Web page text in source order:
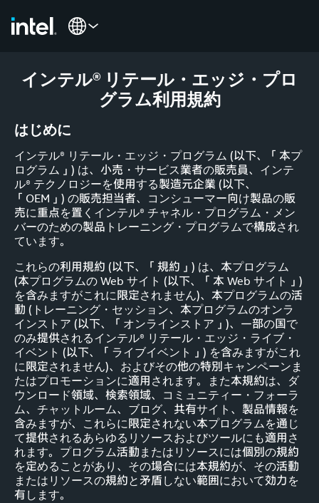
インテル® リテール・エッジ・プロ
グラム利用規約
はじめに
インテル® リテール・エッジ・プログラム (以下、「本プ
ログラム」) は、小売・サービス業者の販売員、インテ
ル® テクノロジーを使用する製造元企業 (以下、
「OEM」) の販売担当者、コンシューマー向け製品の販
売に重点を置くインテル® チャネル・プログラム・メン
バーのための製品トレーニング・プログラムで構成され
ています。
これらの利用規約 (以下、「規約」) は、本プログラム
(本プログラムの Web サイト (以下、「本 Web サイト」)
を含みますがこれに限定されません)、本プログラムの活
動 (トレーニング・セッション、本プログラムのオンラ
インストア (以下、「オンラインストア」)、一部の国で
のみ提供されるインテル® リテール・エッジ・ライブ・
イベント (以下、「ライブイベント」) を含みますがこれ
に限定されません)、およびその他の特別キャンペーンま
たはプロモーションに適用されます。また本規約は、ダ
ウンロード領域、検索領域、コミュニティー・フォーラ
ム、チャットルーム、ブログ、共有サイト、製品情報を
含みますが、これらに限定されない本プログラムを通じ
て提供されるあらゆるリソースおよびツールにも適用さ
れます。プログラム活動またはリソースには個別の規約
を定めることがあり、その場合には本規約が、その活動
またはリソースの規約と矛盾しない範囲において効力を
有します。